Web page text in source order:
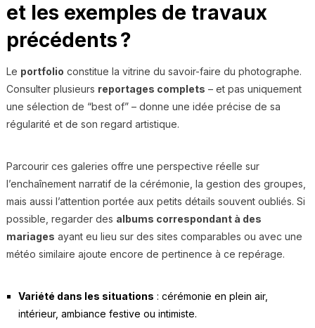
et les exemples de travaux
précédents ?
Le portfolio constitue la vitrine du savoir-faire du photographe.
Consulter plusieurs reportages complets – et pas uniquement
une sélection de “best of” – donne une idée précise de sa
régularité et de son regard artistique.
Parcourir ces galeries offre une perspective réelle sur
l’enchaînement narratif de la cérémonie, la gestion des groupes,
mais aussi l’attention portée aux petits détails souvent oubliés. Si
possible, regarder des albums correspondant à des
mariages ayant eu lieu sur des sites comparables ou avec une
météo similaire ajoute encore de pertinence à ce repérage.
Variété dans les situations : cérémonie en plein air,
intérieur, ambiance festive ou intimiste.